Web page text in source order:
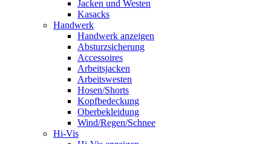
Jacken und Westen
Kasacks
Handwerk
Handwerk anzeigen
Absturzsicherung
Accessoires
Arbeitsjacken
Arbeitswesten
Hosen/Shorts
Kopfbedeckung
Oberbekleidung
Wind/Regen/Schnee
Hi-Vis